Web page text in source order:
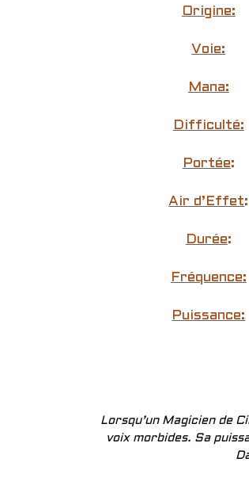
Origine:
Voie:
Mana:
Difficulté:
Portée:
Air d’Effet:
Durée:
Fréquence:
Puissance:
Lorsqu’un Magicien de
voix morbides. Sa